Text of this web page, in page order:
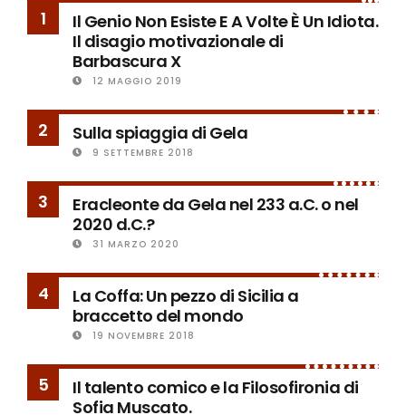
1
Il Genio Non Esiste E A Volte È Un Idiota.
Il disagio motivazionale di
Barbascura X
12 MAGGIO 2019
2 Sulla spiaggia di Gela
9 SETTEMBRE 2018
3
Eracleonte da Gela nel 233 a.C. o nel
2020 d.C.?
31 MARZO 2020
4
La Coffa: Un pezzo di Sicilia a
braccetto del mondo
19 NOVEMBRE 2018
5
Il talento comico e la Filosofironia di
Sofia Muscato.